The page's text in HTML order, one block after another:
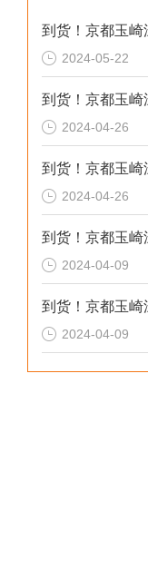
2024-05-22
2024-04-26
2024-04-26
2024-04-09
2024-04-09